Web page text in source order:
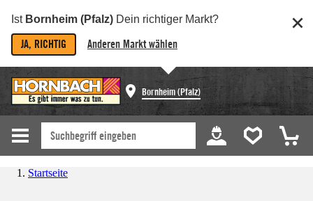
Ist Bornheim (Pfalz) Dein richtiger Markt?
JA, RICHTIG Anderen Markt wählen
Bornheim (Pfalz)
Startseite